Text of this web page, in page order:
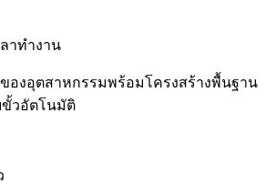
าทำงาน
องอุตสาหกรรมพร้อมโครงสร้างพื้นฐาน
วอัตโนมัติ